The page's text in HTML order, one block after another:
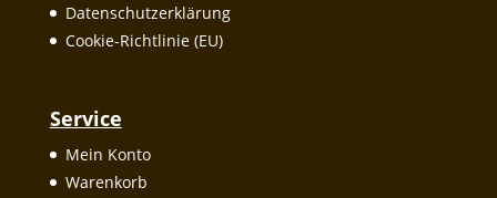
Datenschutzerklärung
Cookie-Richtlinie (EU)
Service
Mein Konto
Warenkorb